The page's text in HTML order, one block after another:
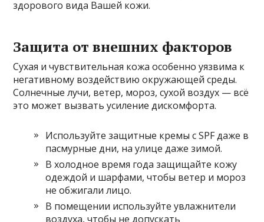
здорового вида Вашей кожи.
Защита от внешних факторов
Сухая и чувствительная кожа особенно уязвима к
негативному воздействию окружающей среды.
Солнечные лучи, ветер, мороз, сухой воздух — всё
это может вызвать усиление дискомфорта.
Используйте защитные кремы с SPF даже в
пасмурные дни, на улице даже зимой.
В холодное время года защищайте кожу
одеждой и шарфами, чтобы ветер и мороз
не обжигали лицо.
В помещении используйте увлажнители
воздуха, чтобы не допускать